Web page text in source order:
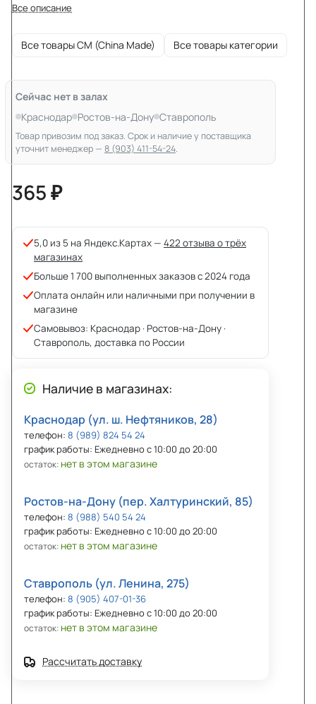
Все описание
Все товары CM (China Made) Все товары категории
Сейчас нет в залах
Краснодар Ростов-на-Дону Ставрополь
Товар привозим под заказ. Срок и наличие у поставщика
уточнит менеджер — 8 (903) 411-54-24.
365 ₽
5,0 из 5 на Яндекс.Картах — 422 отзыва о трёх
магазинах
Больше 1 700 выполненных заказов с 2024 года
Оплата онлайн или наличными при получении в
магазине
Самовывоз: Краснодар · Ростов-на-Дону ·
Ставрополь, доставка по России
Наличие в магазинах:
Краснодар (ул. ш. Нефтяников, 28)
телефон: 8 (989) 824 54 24
график работы: Ежедневно с 10:00 до 20:00
остаток: нет в этом магазине
Ростов-на-Дону (пер. Халтуринский, 85)
телефон: 8 (988) 540 54 24
график работы: Ежедневно с 10:00 до 20:00
остаток: нет в этом магазине
Ставрополь (ул. Ленина, 275)
телефон: 8 (905) 407-01-36
график работы: Ежедневно с 10:00 до 20:00
остаток: нет в этом магазине
Рассчитать доставку